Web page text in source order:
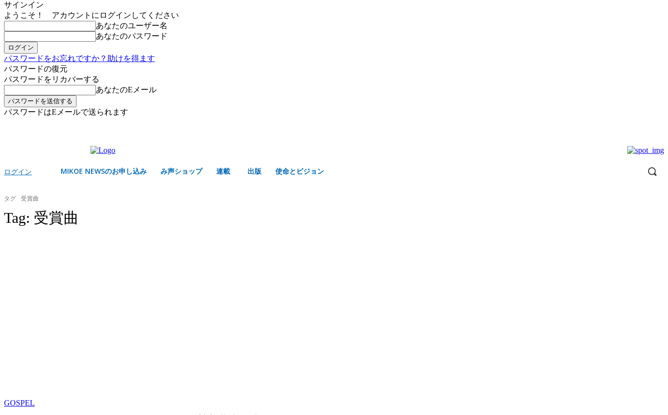
サインイン
ようこそ！ アカウントにログインしてください
あなたのユーザー名
あなたのパスワード
パスワードをお忘れですか？助けを得ます
パスワードの復元
パスワードをリカバーする
あなたのEメール
パスワードはEメールで送られます
ログイン MIKOE NEWSのお申し込み み声ショップ 連載 出版 使命とビジョン
タグ 受賞曲
Tag: 受賞曲
GOSPEL